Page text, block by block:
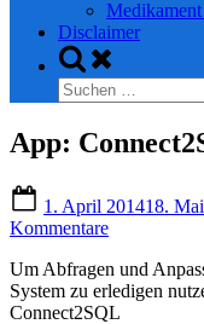
Disclaimer
Toggle
search
form
Suchen
nach:
App:
on
1. April 201418.
Kommentarezu
Um Abfragen und
System zu erledigen
Connect2SQL